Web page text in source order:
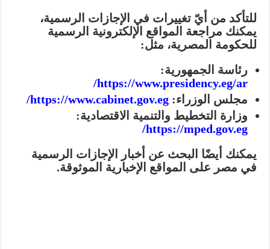
للتأكد من أيّ تغييرات في الإجازات الرسمية،
يمكنك مراجعة المواقع الإلكترونية الرسمية
للحكومة المصرية، مثل:
رئاسة الجمهورية:
https://www.presidency.eg/ar/
مجلس الوزراء: https://www.cabinet.gov.eg/
وزارة التخطيط والتنمية الاقتصادية:
https://mped.gov.eg/
يمكنك أيضًا البحث عن أخبار الإجازات الرسمية
في مصر على المواقع الإخبارية الموثوقة.